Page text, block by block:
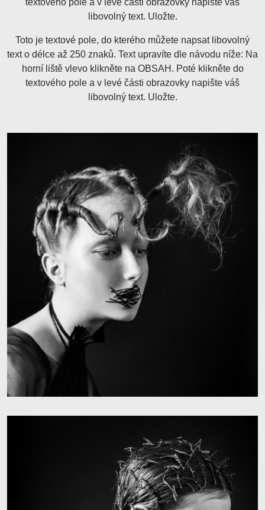
textového pole a v levé části obrazovky napište váš
libovolný text. Uložte.
Toto je textové pole, do kterého můžete napsat libovolný
text o délce až 250 znaků. Text upravíte dle návodu níže: Na
horní liště vlevo klikněte na OBSAH. Poté klikněte do
textového pole a v levé části obrazovky napište váš
libovolný text. Uložte.